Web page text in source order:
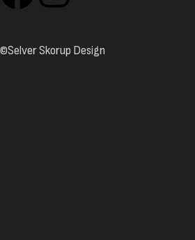
©Selver Skorup Design